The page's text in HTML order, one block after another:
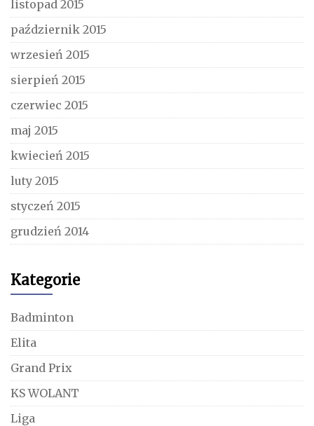
listopad 2015
październik 2015
wrzesień 2015
sierpień 2015
czerwiec 2015
maj 2015
kwiecień 2015
luty 2015
styczeń 2015
grudzień 2014
Kategorie
Badminton
Elita
Grand Prix
KS WOLANT
Liga